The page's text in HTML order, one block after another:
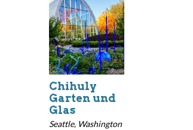
Chihuly
Garten und
Glas
Seattle, Washington